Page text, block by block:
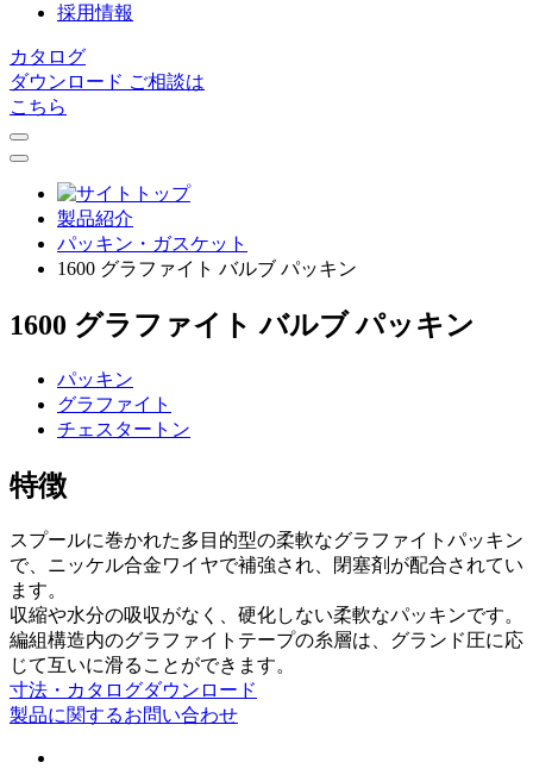
採用情報
カタログ
ダウンロード ご相談は
こちら
製品紹介
パッキン・ガスケット
1600 グラファイト バルブ パッキン
1600 グラファイト バルブ パッキン
パッキン
グラファイト
チェスタートン
特徴
スプールに巻かれた多目的型の柔軟なグラファイトパッキン
で、ニッケル合金ワイヤで補強され、閉塞剤が配合されてい
ます。
収縮や水分の吸収がなく、硬化しない柔軟なパッキンです。
編組構造内のグラファイトテープの糸層は、グランド圧に応
じて互いに滑ることができます。
寸法・カタログダウンロード
製品に関するお問い合わせ